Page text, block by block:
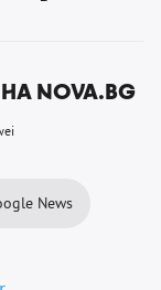
NOVA.BG
News